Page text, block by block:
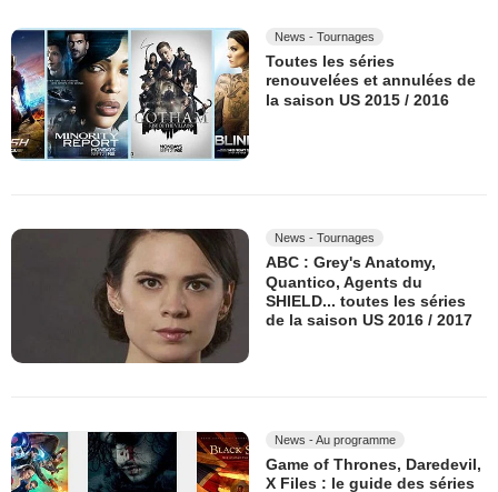
News - Tournages
Toutes les séries
renouvelées et annulées de
la saison US 2015 / 2016
News - Tournages
ABC : Grey's Anatomy,
Quantico, Agents du
SHIELD... toutes les séries
de la saison US 2016 / 2017
News - Au programme
Game of Thrones, Daredevil,
X Files : le guide des séries